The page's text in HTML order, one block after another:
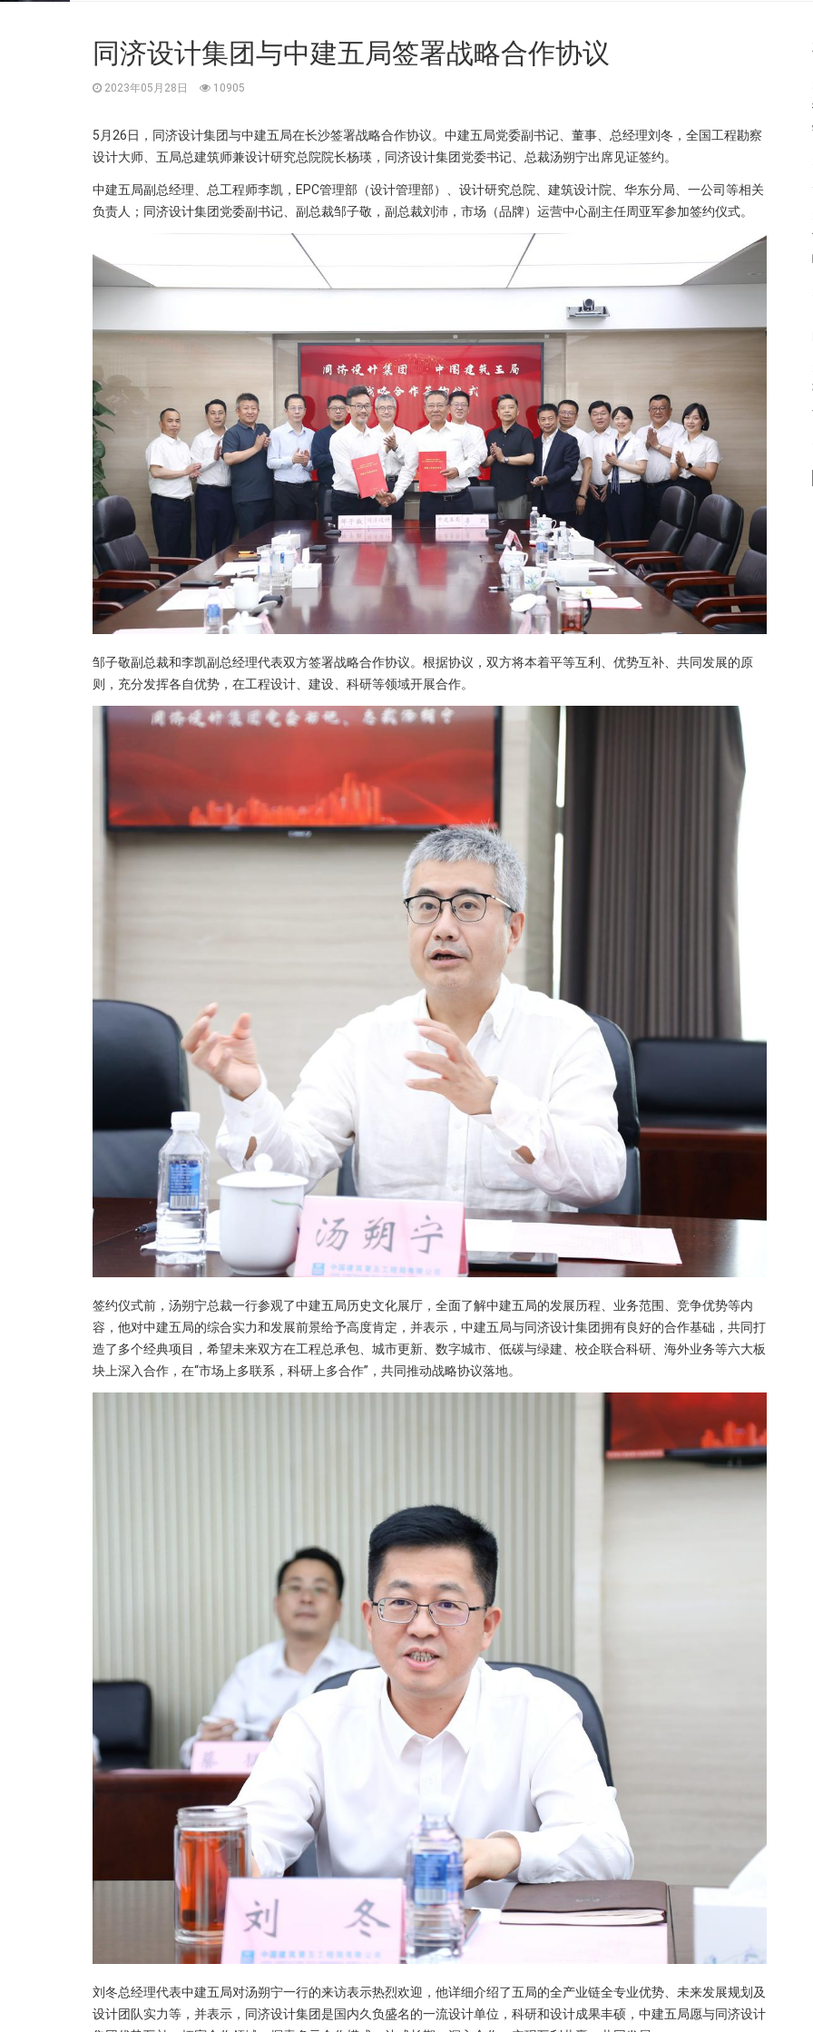
同济设计集团与中建五局签署战略合作协议
2023年05月28日 10905
5月26日，同济设计集团与中建五局在长沙签署战略合作协议。中建五局党委副书记、董事、总经理刘冬，全国工程勘察
设计大师、五局总建筑师兼设计研究总院院长杨瑛，同济设计集团党委书记、总裁汤朔宁出席见证签约。
中建五局副总经理、总工程师李凯，EPC管理部（设计管理部）、设计研究总院、建筑设计院、华东分局、一公司等相关
负责人；同济设计集团党委副书记、副总裁邹子敬，副总裁刘沛，市场（品牌）运营中心副主任周亚军参加签约仪式。
邹子敬副总裁和李凯副总经理代表双方签署战略合作协议。根据协议，双方将本着平等互利、优势互补、共同发展的原
则，充分发挥各自优势，在工程设计、建设、科研等领域开展合作。
签约仪式前，汤朔宁总裁一行参观了中建五局历史文化展厅，全面了解中建五局的发展历程、业务范围、竞争优势等内
容，他对中建五局的综合实力和发展前景给予高度肯定，并表示，中建五局与同济设计集团拥有良好的合作基础，共同打
造了多个经典项目，希望未来双方在工程总承包、城市更新、数字城市、低碳与绿建、校企联合科研、海外业务等六大板
块上深入合作，在“市场上多联系，科研上多合作”，共同推动战略协议落地。
刘冬总经理代表中建五局对汤朔宁一行的来访表示热烈欢迎，他详细介绍了五局的全产业链全专业优势、未来发展规划及
设计团队实力等，并表示，同济设计集团是国内久负盛名的一流设计单位，科研和设计成果丰硕，中建五局愿与同济设计